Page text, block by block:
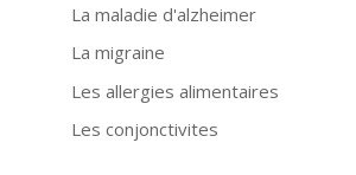
La maladie d'alzheimer
La migraine
Les allergies alimentaires
Les conjonctivites